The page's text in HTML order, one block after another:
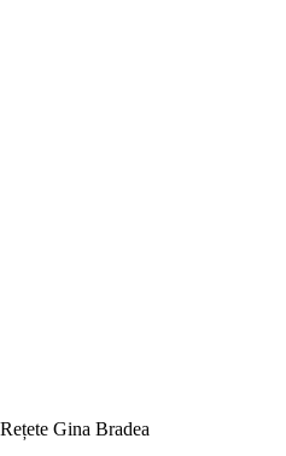
Rețete Gina Bradea